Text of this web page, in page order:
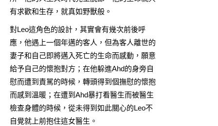
有求歡和生存，就真如野獸般。
對Leo這角色的設計，其實會有幾次前後呼
應，他遇上一個年邁的客人，但為客人離世的
妻子和自己即將邁入死亡的生命而感動，願意
給予自己的懷抱對方；在他躲進Ahd的身旁自
慰而遭到責駡的時候，轉頭得到個撫慰的懷抱
而感到溫暖；在遭到Ahd暴打看醫生而被醫生
檢查身體的時候，從未得到如此關心的Leo不
自覺就上前抱住這女醫生。